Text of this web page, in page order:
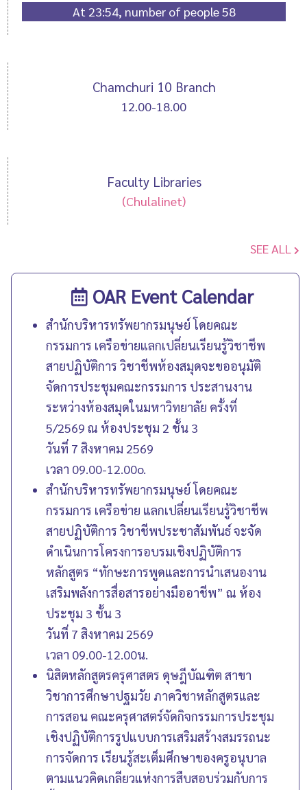
At 23:54, number of people 58
Chamchuri 10 Branch
12.00-18.00
Faculty Libraries
(Chulalinet)
SEE ALL
OAR Event Calendar
สำนักบริหารทรัพยากรมนุษย์ โดยคณะ
กรรมการ เครือข่ายแลกเปลี่ยนเรียนรู้วิชาชีพ
สายปฏิบัติการ วิชาชีพห้องสมุดจะขออนุมัติ
จัดการประชุมคณะกรรมการ ประสานงาน
ระหว่างห้องสมุดในมหาวิทยาลัย ครั้งที่
5/2569 ณ ห้องประชุม 2 ชั้น 3
วันที่ 7 สิงหาคม 2569
เวลา 09.00-12.00o.
สำนักบริหารทรัพยากรมนุษย์ โดยคณะ
กรรมการ เครือข่าย แลกเปลี่ยนเรียนรู้วิชาชีพ
สายปฏิบัติการ วิชาชีพประชาสัมพันธ์ จะจัด
ดำเนินการโครงการอบรมเชิงปฏิบัติการ
หลักสูตร “ทักษะการพูดและการนำเสนองาน
เสริมพลังการสื่อสารอย่างมืออาชีพ” ณ ห้อง
ประชุม 3 ชั้น 3
วันที่ 7 สิงหาคม 2569
เวลา 09.00-12.00น.
นิสิตหลักสูตรครุศาสตร ดุษฎีบัณฑิต สาขา
วิชาการศึกษาปฐมวัย ภาควิชาหลักสูตรและ
การสอน คณะครุศาสตร์จัดกิจกรรมการประชุม
เชิงปฏิบัติการรูปแบบการเสริมสร้างสมรรถนะ
การจัดการ เรียนรู้สะเต็มศึกษาของครูอนุบาล
ตามแนวคิดเกลียวแห่งการสืบสอบร่วมกับการ